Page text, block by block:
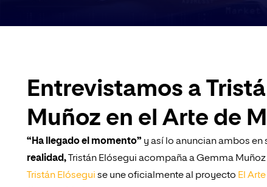
Entrevistamos a
Muñoz en el Arte de
“Ha llegado el momento” y así lo anuncian ambos en
realidad, Tristán Elósegui acompaña a Gemma
Tristán Elósegui se une oficialmente al proyecto El